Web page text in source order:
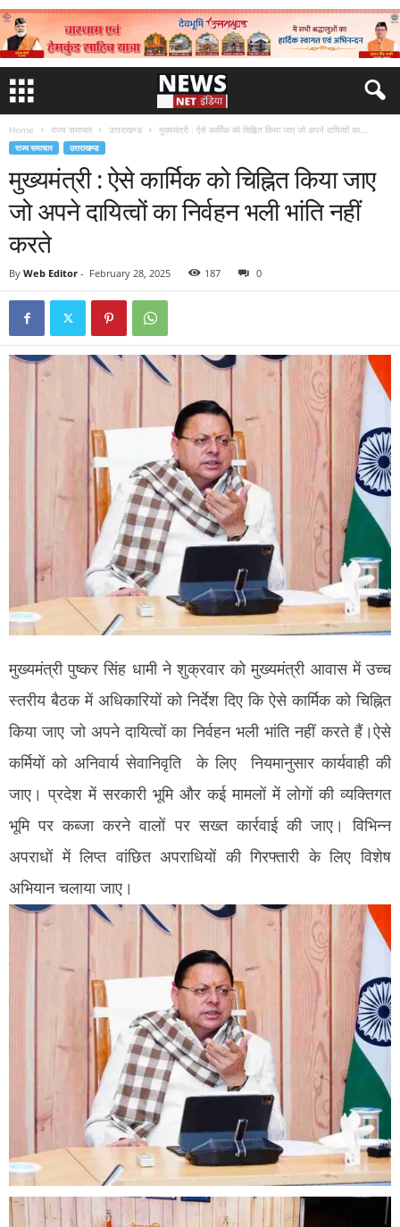
Home राज्य समाचार उत्तराखण्ड मुख्यमंत्री : ऐसे कार्मिक को चिह्नित किया जाए जो अपने दायित्वों का...
राज्य समाचार उत्तराखण्ड
मुख्यमंत्री : ऐसे कार्मिक को चिह्नित किया जाए
जो अपने दायित्वों का निर्वहन भली भांति नहीं
करते
By Web Editor - February 28, 2025 187 0
मुख्यमंत्री पुष्कर सिंह धामी ने शुक्रवार को मुख्यमंत्री आवास में उच्च
स्तरीय बैठक में अधिकारियों को निर्देश दिए कि ऐसे कार्मिक को चिह्नित
किया जाए जो अपने दायित्वों का निर्वहन भली भांति नहीं करते हैं।ऐसे
कर्मियों को अनिवार्य सेवानिवृति के लिए नियमानुसार कार्यवाही की
जाए। प्रदेश में सरकारी भूमि और कई मामलों में लोगों की व्यक्तिगत
भूमि पर कब्जा करने वालों पर सख्त कार्रवाई की जाए। विभिन्न
अपराधों में लिप्त वांछित अपराधियों की गिरफ्तारी के लिए विशेष
अभियान चलाया जाए।